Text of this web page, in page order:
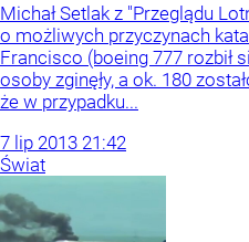
Michał Setlak z "Przeglądu
o możliwych przyczynach
Francisco (boeing 777 rozbił
osoby zginęły, a ok. 180
że w przypadku...
7 lip 2013 21:42
Świat